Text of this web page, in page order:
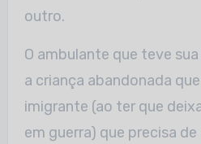
outro.
O ambulante que teve
a criança abandonada
imigrante (ao ter que
em guerra) que precisa